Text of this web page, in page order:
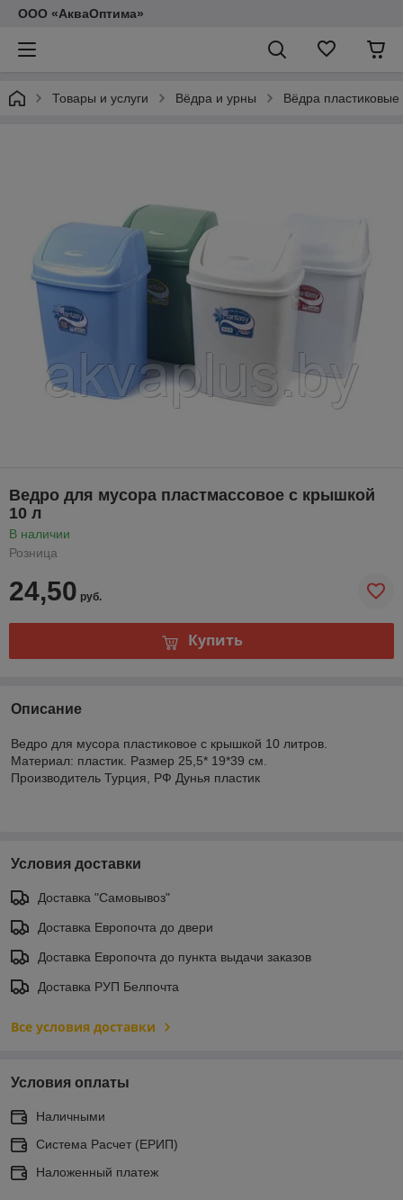
ООО «АкваОптима»
Товары и услуги Вёдра и урны Вёдра пластиковые
Ведро для мусора пластмассовое с крышкой
10 л
В наличии
Розница
24,50 руб.
Купить
Описание
Ведро для мусора пластиковое с крышкой 10 литров.
Материал: пластик. Размер 25,5* 19*39 см.
Производитель Турция, РФ Дунья пластик
Условия доставки
Доставка "Самовывоз"
Доставка Европочта до двери
Доставка Европочта до пункта выдачи заказов
Доставка РУП Белпочта
Все условия доставки
Условия оплаты
Наличными
Система Расчет (ЕРИП)
Наложенный платеж